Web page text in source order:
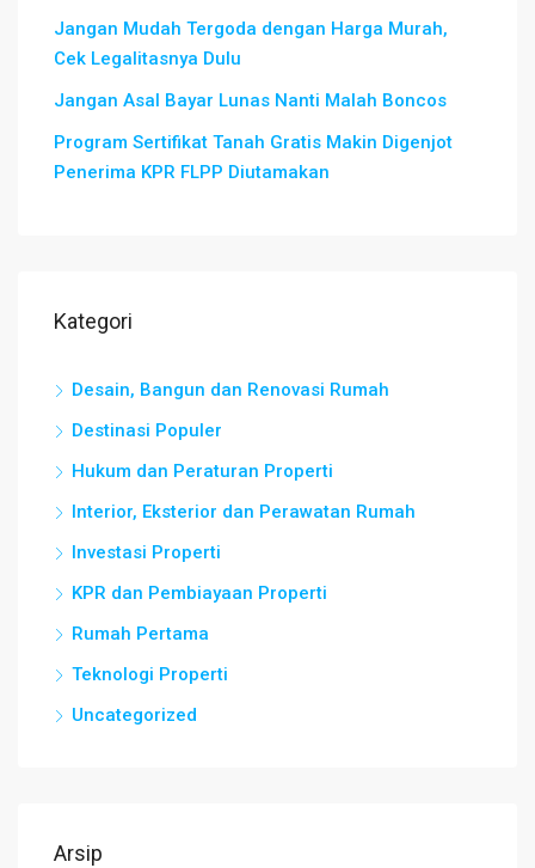
Jangan Mudah Tergoda dengan Harga Murah,
Cek Legalitasnya Dulu
Jangan Asal Bayar Lunas Nanti Malah Boncos
Program Sertifikat Tanah Gratis Makin Digenjot
Penerima KPR FLPP Diutamakan
Kategori
Desain, Bangun dan Renovasi Rumah
Destinasi Populer
Hukum dan Peraturan Properti
Interior, Eksterior dan Perawatan Rumah
Investasi Properti
KPR dan Pembiayaan Properti
Rumah Pertama
Teknologi Properti
Uncategorized
Arsip